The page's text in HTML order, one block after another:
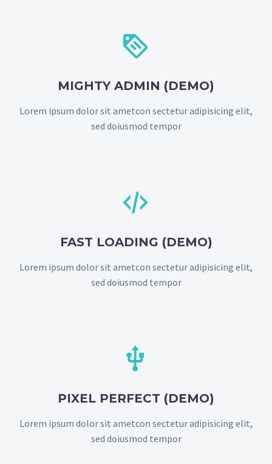


MIGHTY ADMIN (DEMO)
Lorem ipsum dolor sit ametcon sectetur adipisicing elit,
sed doiusmod tempor


FAST LOADING (DEMO)
Lorem ipsum dolor sit ametcon sectetur adipisicing elit,
sed doiusmod tempor


PIXEL PERFECT (DEMO)
Lorem ipsum dolor sit ametcon sectetur adipisicing elit,
sed doiusmod tempor